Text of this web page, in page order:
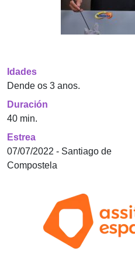
Idades
Dende os 3 anos.
Duración
40 min.
Estrea
07/07/2022 - Santiago de
Compostela